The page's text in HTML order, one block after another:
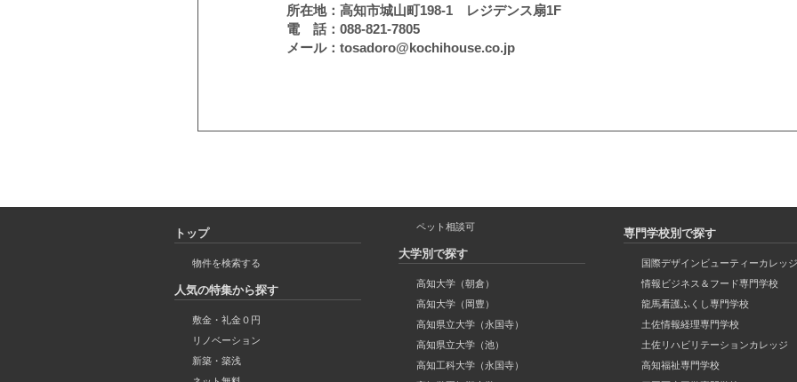
所在地：高知市城山町198-1 レジデンス扇1F
電 話：088-821-7805
メール：tosadoro@kochihouse.co.jp
トップ
物件を検索する
人気の特集から探す
敷金・礼金０円
リノベーション
新築・築浅
ペット相談可
大学別で探す
高知大学（朝倉）
高知大学（岡豊）
高知県立大学（永国寺）
高知県立大学（池）
高知工科大学（永国寺）
専門学校別で探す
国際デザインビューティーカレッジ
情報ビジネス＆フード専門学校
龍馬看護ふくし専門学校
土佐情報経理専門学校
土佐リハビリテーションカレッジ
高知福祉専門学校